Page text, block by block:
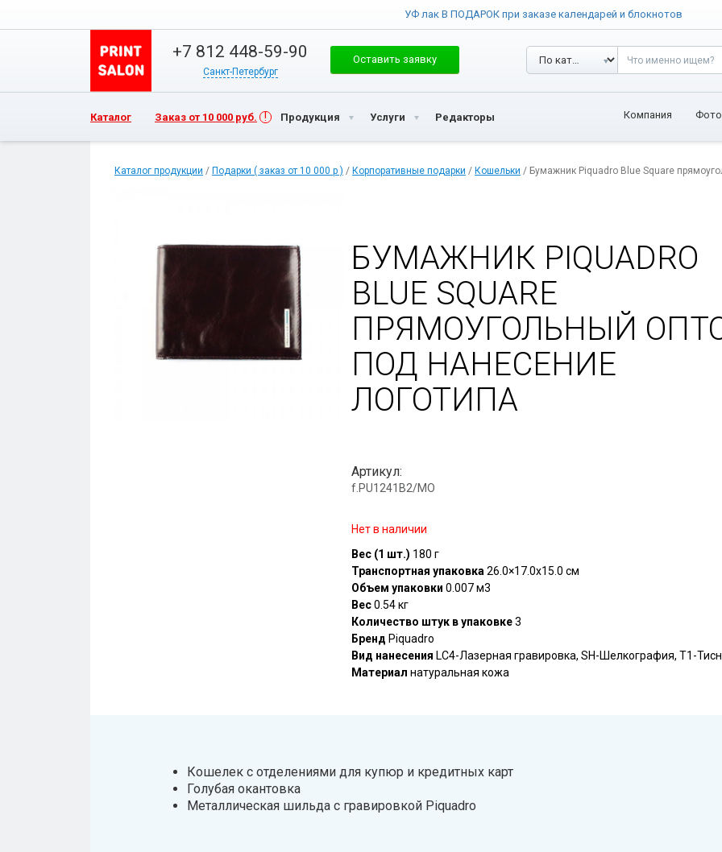
УФ лак В ПОДАРОК при заказе календарей и блокнотов
+7 812 448-59-90
Санкт-Петербург
Оставить заявку
Каталог Заказ от 10 000 руб. Продукция Услуги Редакторы Компания
Каталог продукции / Подарки ( заказ от 10 000 р ) / Корпоративные подарки / Кошельки / Бумажник Piquadro Blue Square
БУМАЖНИК PIQUADRO
BLUE SQUARE
ПРЯМОУГОЛЬНЫЙ
ПОД НАНЕСЕНИЕ
ЛОГОТИПА
Артикул:
f.PU1241B2/MO
Нет в наличии
Вес (1 шт.) 180 г
Транспортная упаковка 26.0×17.0x15.0 см
Объем упаковки 0.007 м3
Вес0.54 кг
Количество штук в упаковке3
Бренд Piquadro
Вид нанесения LC4-Лазерная гравировка, SH-Шелкография, T1-
Материал натуральная кожа
Кошелек с отделениями для купюр и кредитных карт
Голубая окантовка
Металлическая шильда с гравировкой Piquadro